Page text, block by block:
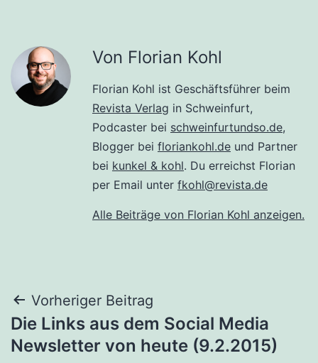
Von Florian Kohl
Florian Kohl ist Geschäftsführer beim
Revista Verlag in Schweinfurt,
Podcaster bei schweinfurtundso.de,
Blogger bei floriankohl.de und Partner
bei kunkel & kohl. Du erreichst Florian
per Email unter fkohl@revista.de
Alle Beiträge von Florian Kohl anzeigen.
Beitragsnavigation
Vorheriger Beitrag
Die Links aus dem Social Media
Newsletter von heute (9.2.2015)